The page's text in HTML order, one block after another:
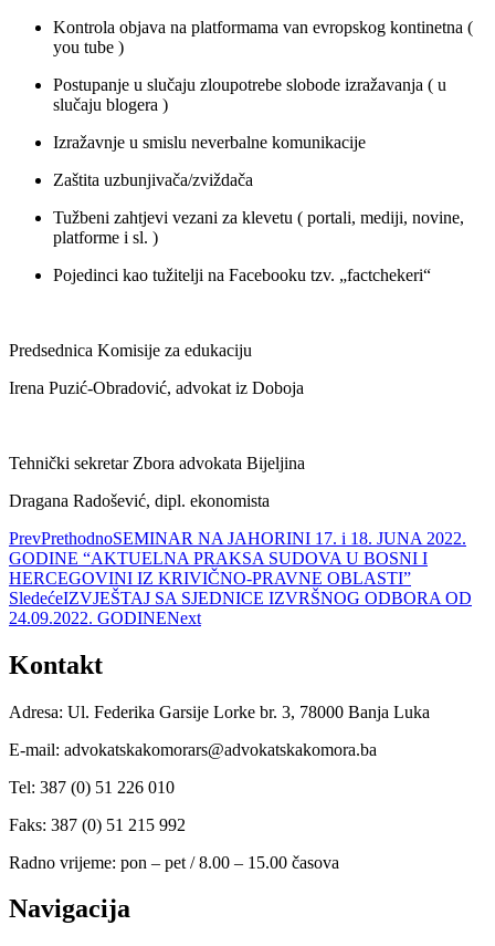
Kontrola objava na platformama van evropskog kontinetna (
you tube )
Postupanje u slučaju zloupotrebe slobode izražavanja ( u
slučaju blogera )
Izražavnje u smislu neverbalne komunikacije
Zaštita uzbunjivača/zviždača
Tužbeni zahtjevi vezani za klevetu ( portali, mediji, novine,
platforme i sl. )
Pojedinci kao tužitelji na Facebooku tzv. „factchekeri“
Predsednica Komisije za edukaciju
Irena Puzić-Obradović, advokat iz Doboja
Tehnički sekretar Zbora advokata Bijeljina
Dragana Radošević, dipl. ekonomista
PrevPrethodnoSEMINAR NA JAHORINI 17. i 18. JUNA 2022.
GODINE “AKTUELNA PRAKSA SUDOVA U BOSNI I
HERCEGOVINI IZ KRIVIČNO-PRAVNE OBLASTI”
SledećeIZVJEŠTAJ SA SJEDNICE IZVRŠNOG ODBORA OD
24.09.2022. GODINENext
Kontakt
Adresa: Ul. Federika Garsije Lorke br. 3, 78000 Banja Luka
E-mail: advokatskakomorars@advokatskakomora.ba
Tel: 387 (0) 51 226 010
Faks: 387 (0) 51 215 992
Radno vrijeme: pon – pet / 8.00 – 15.00 časova
Navigacija